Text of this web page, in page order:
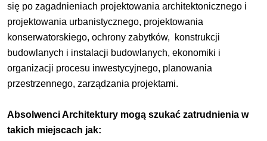
się po zagadnieniach projektowania architektonicznego i
projektowania urbanistycznego, projektowania
konserwatorskiego, ochrony zabytków, konstrukcji
budowlanych i instalacji budowlanych, ekonomiki i
organizacji procesu inwestycyjnego, planowania
przestrzennego, zarządzania projektami.
Absolwenci Architektury mogą szukać zatrudnienia w
takich miejscach jak: